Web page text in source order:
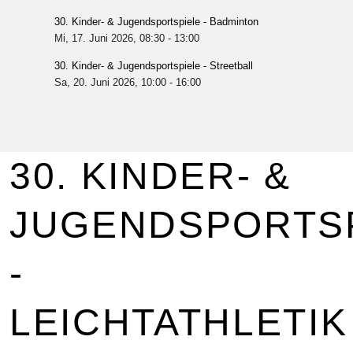
30. Kinder- & Jugendsportspiele - Badminton
Mi, 17. Juni 2026, 08:30- 13:00
30. Kinder- & Jugendsportspiele - Streetball
Sa, 20. Juni 2026, 10:00- 16:00
30. KINDER- &
-
LEICHTATHLETIK